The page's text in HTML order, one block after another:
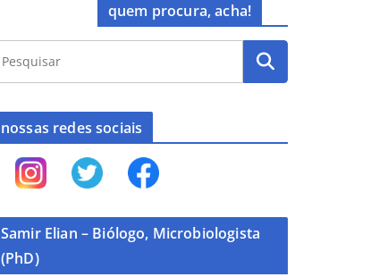
quem procura, acha!
nossas redes sociais
Samir Elian – Biólogo, Microbiologista
(PhD)